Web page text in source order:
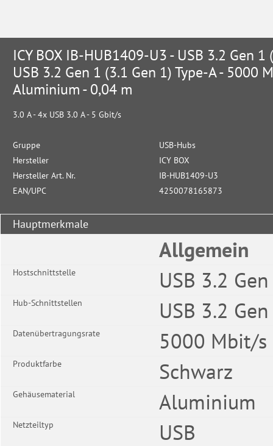
ICY BOX IB-HUB1409-U3 - USB 3.2 Gen 1
USB 3.2 Gen 1 (3.1 Gen 1) Type-A - 5000
Aluminium - 0,04 m
3.0 A - 4x USB 3.0 A - 5 Gbit/s
Gruppe
USB-Hubs
Hersteller
ICY BOX
Hersteller Art. Nr.
IB-HUB1409-U3
EAN/UPC
4250078165873
Hauptmerkmale
Allgemein
Hostschnittstelle USB 3.2
Hub-Schnittstellen USB 3.2
Datenübertragungsrate 5000 Mbit/s
Produktfarbe Schwarz
Gehäusematerial Aluminium
Netzteiltyp USB